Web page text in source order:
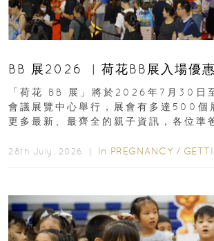
BB 展2026 ︳荷花BB展入場優
「荷花 BB 展」將於2026年7月30日
會議展覽中心舉行，展會有多達500個
更多最新、最齊全的親子資訊，各位準
28th July, 2026 ｜ In PREGNANCY /